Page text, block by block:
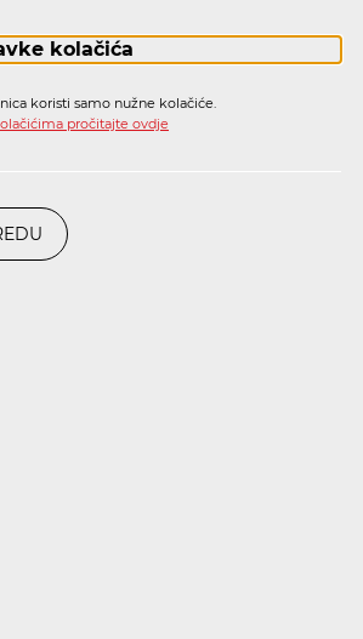
kolačića
koristi samo nužne kolačiće.
pročitajte ovdje
VIJEĆA
11. VELJAČE 2015.
a održanoj 11. veljače 2015.:
za frekvencijski pojas 1920-
(UMTS) –